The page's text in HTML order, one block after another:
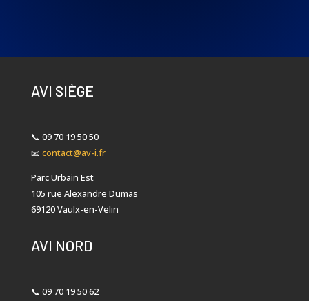
AVI SIÈGE
📞 09 70 19 50 50
📧 contact@av-i.fr
Parc Urbain Est
105 rue Alexandre Dumas
69120 Vaulx-en-Velin
AVI NORD
📞 09 70 19 50 62